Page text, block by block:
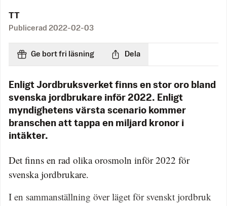
TT
Publicerad 2022-02-03
Ge bort fri läsning Dela
Enligt Jordbruksverket finns en stor oro bland
svenska jordbrukare inför 2022. Enligt
myndighetens värsta scenario kommer
branschen att tappa en miljard kronor i
intäkter.
Det finns en rad olika orosmoln inför 2022 för
svenska jordbrukare.
I en sammanställning över läget för svenskt jordbruk